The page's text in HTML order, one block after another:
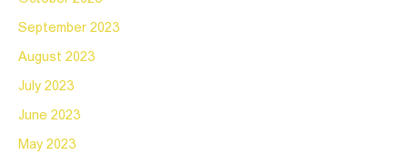
September 2023
August 2023
July 2023
June 2023
May 2023